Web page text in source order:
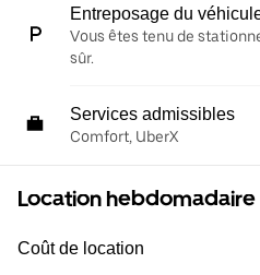
Entreposage du
Vous êtes tenu de
sûr.
Services admissibles
Comfort, UberX
Location hebdomadaire
Coût de location